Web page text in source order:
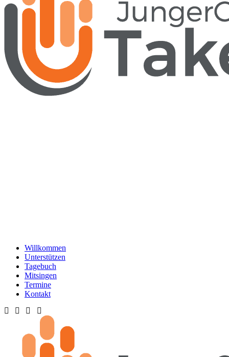
Willkommen
Unterstützen
Tagebuch
Mitsingen
Termine
Kontakt